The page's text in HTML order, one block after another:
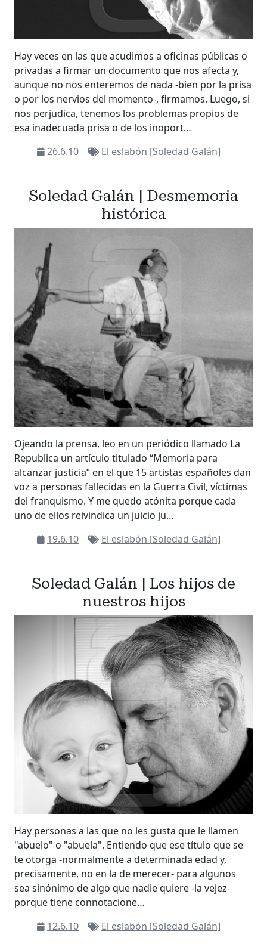
Hay veces en las que acudimos a oficinas públicas o
privadas a firmar un documento que nos afecta y,
aunque no nos enteremos de nada -bien por la prisa
o por los nervios del momento-, firmamos. Luego, si
nos perjudica, tenemos los problemas propios de
esa inadecuada prisa o de los inoport…
26.6.10
El eslabón [Soledad Galán]
Soledad Galán | Desmemoria
histórica
Ojeando la prensa, leo en un periódico llamado La
Republica un artículo titulado “Memoria para
alcanzar justicia” en el que 15 artistas españoles dan
voz a personas fallecidas en la Guerra Civil, víctimas
del franquismo. Y me quedo atónita porque cada
uno de ellos reivindica un juicio ju…
19.6.10
El eslabón [Soledad Galán]
Soledad Galán | Los hijos de
nuestros hijos
Hay personas a las que no les gusta que le llamen
"abuelo" o "abuela". Entiendo que ese título que se
te otorga -normalmente a determinada edad y,
precisamente, no en la de merecer- para algunos
sea sinónimo de algo que nadie quiere -la vejez-
porque tiene connotacione…
12.6.10
El eslabón [Soledad Galán]